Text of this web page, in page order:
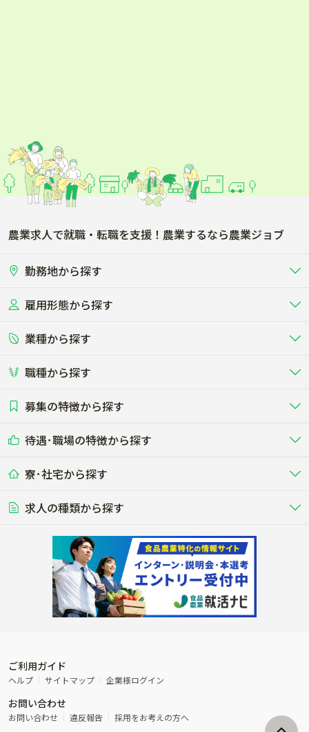
農業求人で就職・転職を支援！農業するなら農業ジョブ
勤務地から探す
北海道
関東
東海
雇用形態から探す
正社員 バイト・アルバイト・パート
短期アルバイト
その他（独立・副業など）
業種から探す
畜産（酪農･肉牛･養豚･養鶏など）
酪農
する牧場
養豚
る養豚場
レースで活躍する馬の手入れや子馬
その他畜産
その他動物の畜産業（羊、ウズラな
ど）
畑・圃場で野菜・穀物を生産 ビニールハウスで多様な野菜の生産
稲作
ビニールハウスで観賞用植物の栽
植物工場
環境制御された工場で野菜の生産管
理
農業資材･肥料
農場設備・肥料・飼料の生産・流
農業用の機械・機材の開発・販
流通･商社
農産物・農産品の物流・卸し・輸出
入
製造･加工･販売 福祉
その他農業関連企業
ネス
その他業種
木材の植林・伐採・加工、または
漁業･養殖
魚介類の採捕・養殖、または水産加
工場
職種から探す
農場･牧場･現場職
専門職（獣医師･人工授精師･
研究･開発 WEB･IT
その他職種
募集の特徴から探す
未経験歓迎
学歴不問
50代採用実績あり
AT免許OK
内定まで最短1週間 管理者･幹部採用
待遇･職場の特徴から探す
社会保険完備
食事補助あり
年間休日100日以上
経験者優遇 独立支援可能
寮･社宅から探す
単身寮あり
寮･社宅相談可
求人の種類から探す
転職おまかせ求人
ご利用ガイド
ヘルプ サイトマップ 企業様ログイン
お問い合わせ
お問い合わせ 違反報告 採用をお考えの方へ